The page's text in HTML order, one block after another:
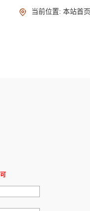
当前位置: 本站首页